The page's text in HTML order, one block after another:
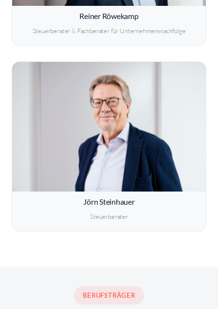
Reiner Röwekamp
Steuerberater & Fachberater für Unternehmensnachfolge
Jörn Steinhauer
Steuerberater
BERUFSTRÄGER